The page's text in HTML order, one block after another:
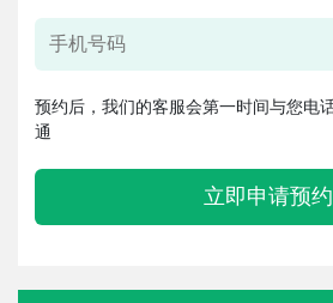
预约后，我们的客服会第一时间与您电
通
立即申请预约